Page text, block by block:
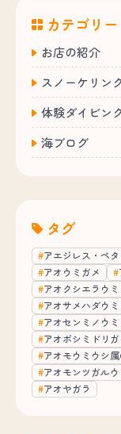
カテゴリー
お店の紹介
スノーケリン
体験ダイビン
海ブログ
タグ
アエジレス・ペ
アオウミガメ
アオクシエラウ
アオサメハダウ
アオセンミノウ
アオボシミドリガ
アオモウミウシ
アオモンツガル
アオヤガラ